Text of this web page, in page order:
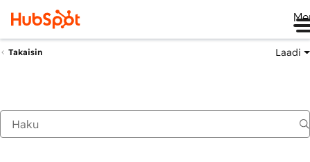
Takaisin Laadi